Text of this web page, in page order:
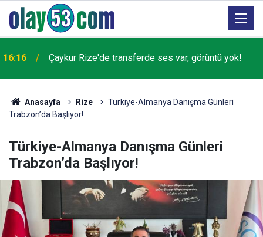
14:35
Gümüşhane’de otomobil uçuruma yuvarlandı: 1 ölü, 2
yaralı
Anasayfa Rize
Türkiye-Almanya Danışma Günleri
Trabzon’da Başlıyor!
Türkiye-Almanya Danışma Günleri
Trabzon’da Başlıyor!